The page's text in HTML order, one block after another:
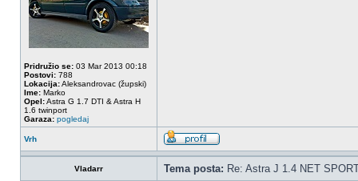
Pridružio se: 03 Mar 2013 00:18
Postovi: 788
Lokacija:Aleksandrovac (župski)
Ime: Marko
Opel:Astra G 1.7 DTI & Astra H
1.6 twinport
Garaza: pogledaj
Vrh
Vladarr Tema posta: Re: Astra J 1.4 NET